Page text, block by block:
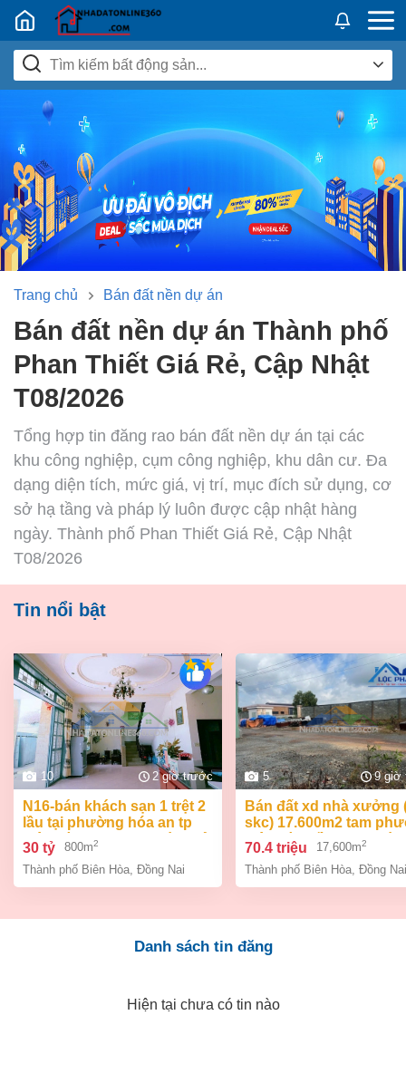
Nhadatban24h.vn
Trang chủ Bán đất nền dự án
Bán đất nền dự án Thành phố
Phan Thiết Giá Rẻ, Cập Nhật
T08/2026
Tổng hợp tin đăng rao bán đất nền dự án tại các
khu công nghiệp, cụm công nghiệp, khu dân cư. Đa
dạng diện tích, mức giá, vị trí, mục đích sử dụng, cơ
sở hạ tầng và pháp lý luôn được cập nhật hàng
ngày. Thành phố Phan Thiết Giá Rẻ, Cập Nhật
T08/2026
Tin nổi bật
10 2 giờ trước
n16-bán khách sạn 1 trệt 2
lầu tại phường hóa an tp
biên hòa dt 800m2 giá 30 tỷ
30 tỷ 800m2
Thành phố Biên Hòa Đồng Nai
5 9 giờ
bán đất xd nhà xưởng (
skc) 17.600m2 tam
biên hòa đồng nai giá
tỷ
70.4 triệu 17,600m2
Thành phố Biên Hòa Đồng Nai
Danh sách tin đăng
Hiện tại chưa có tin nào